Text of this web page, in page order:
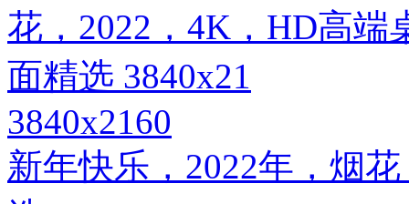
3840x2160
新年快乐，2022年，烟